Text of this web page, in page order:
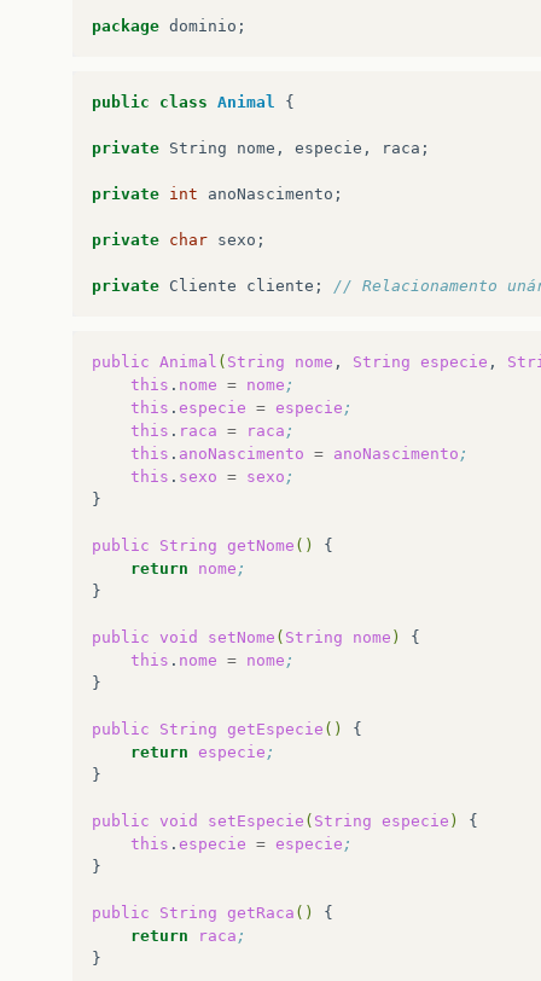
}
public void addAnimal (Animal novoAnimal
if listaAnimais.contains
else
novoAnimal.setCliente( this);
}
public void removeAnimal( Animal
if ( listaAnimais. contains(exAnimal
return ;
exAnimal.setCliente
}
package dominio ;
public class Animal {
private String nome , especie , raca ;
private int anoNascimento ;
private char sexo ;
private Cliente cliente ; // Relacionamento
public Animal ( String nome , String especie ,
this . nome = nome ;
this . especie = especie ;
this . raca = raca ;
this . anoNascimento = anoNascimento ;
this . sexo = sexo ;
}
public String getNome ()
return
nome ;
}
public void setNome ( String nome )
this . nome = nome ;
}
public String getEspecie ()
return especie ;
}
public void setEspecie ( String especie )
this . especie = especie ;
}
public String getRaca ()
return
raca ;
}